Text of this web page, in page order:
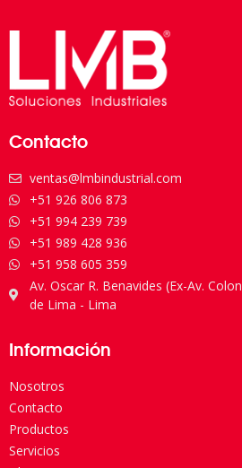
Contacto
ventas@lmbindustrial.com
+51 926 806 873
+51 994 239 739
+51 989 428 936
+51 958 605 359
Av. Oscar R. Benavides (Ex-Av.
de Lima - Lima
Información
Nosotros
Contacto
Productos
Servicios